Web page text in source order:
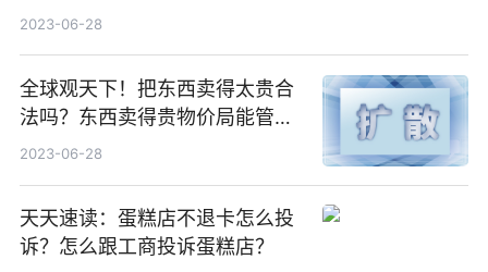
条件？
2023-06-28
全球观天下！把东西卖得太贵合
法吗？东西卖得贵物价局能管
吗？
2023-06-28
天天速读：蛋糕店不退卡怎么投
诉？怎么跟工商投诉蛋糕店？